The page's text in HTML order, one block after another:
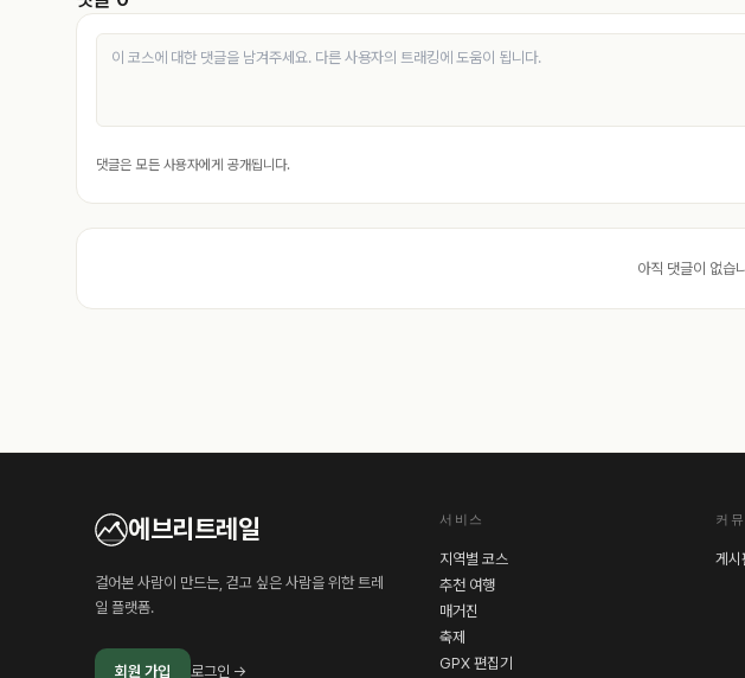
댓글은 모든 사용자에게 공개됩니다.
아직 댓글이 없습
에브리트레일
걸어본 사람이 만드는, 걷고 싶은 사람을 위한 트레
일 플랫폼.
회원 가입 로그인 →
서비스
지역별 코스
추천 여행
매거진
축제
GPX 편집기
커
게시